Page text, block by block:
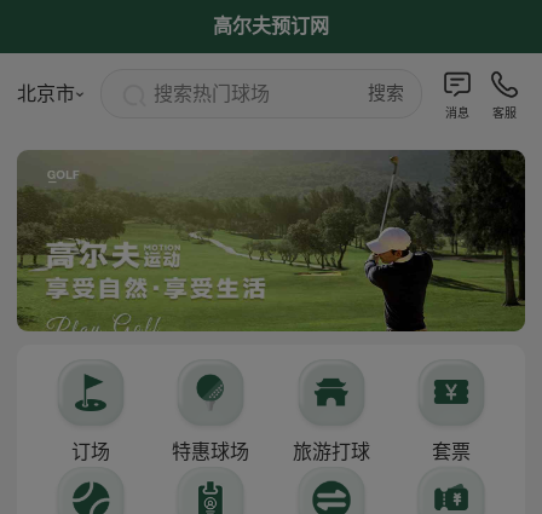
高尔夫预订网
北京市 搜索热门球场 搜索
消息 客服
订场 特惠球场 旅游打球 套票